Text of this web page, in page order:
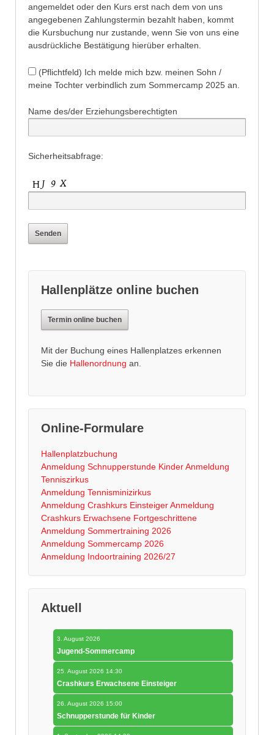
angemeldet oder den Kurs erst nach dem von uns
angegebenen Zahlungstermin bezahlt haben, kommt
die Kursbuchung nur zustande, wenn Sie von uns eine
ausdrückliche Bestätigung hierüber erhalten.
(Pflichtfeld) Ich melde mich bzw. meinen Sohn /
meine Tochter verbindlich zum Sommercamp 2025 an.
Name des/der Erziehungsberechtigten
Sicherheitsabfrage:
Hallenplätze online buchen
Termin online buchen
Mit der Buchung eines Hallenplatzes erkennen
Sie die Hallenordnung an.
Online-Formulare
Hallenplatzbuchung
Anmeldung Schnupperstunde KinderAnmeldung
Tenniszirkus
Anmeldung Tennisminizirkus
Anmeldung Crashkurs EinsteigerAnmeldung
Crashkurs Erwachsene Fortgeschrittene
Anmeldung Sommertraining 2026
Anmeldung Sommercamp 2026
Anmeldung Indoortraining 2026/27
Aktuell
3. August 2026
Jugend-Sommercamp
25. August 2026 14:30
Crashkurs Erwachsene Einsteiger
26. August 2026 15:00
Schnupperstunde für Kinder